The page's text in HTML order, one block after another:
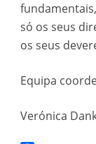
só os seus
os seus
Equipa
Verónica